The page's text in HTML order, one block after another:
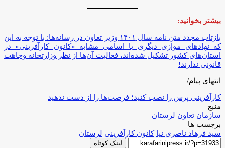
بیشتر بخوانید:
بازتاب مجدد متن نامه سال ۱۴۰۱ وزیر تعاون در رسانه‌ها: با توجه به این
که نهادهای موازی دیگری با اسامی مشابه «کانون کارآفرینی» در
استان‌های کشور تشکیل شده‌اند، فعالیت آن‌ها از نظر وزارتخانه وجاهت
قانونی ندارند!
انتهای پیام/
کارآفرینی پرس را نصب کنید؛ فرصت‌ها را از دست ندهید
منبع
سازمان تعاون لرستان
برچسب ها
سید فرهاد ناصری نیا کانون کارآفرینی لرستان
لینک کوتاه